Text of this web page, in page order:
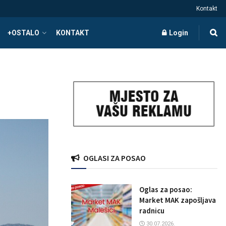
Kontakt
+OSTALO KONTAKT Login
OGLASI ZA POSAO
Oglas za posao:
Market MAK zapošljava
radnicu
30.07.2026.